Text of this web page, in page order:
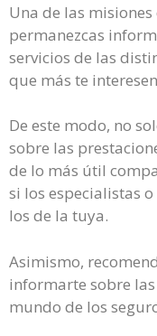
Una de las
permanezcas
servicios de las
que más te
De este modo, no
sobre las
de lo más útil
si los especialistas
los de la tuya.
Asimismo,
informarte sobre
mundo de los